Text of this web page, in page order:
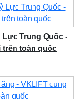
Trung Quốc -
trên toàn quốc